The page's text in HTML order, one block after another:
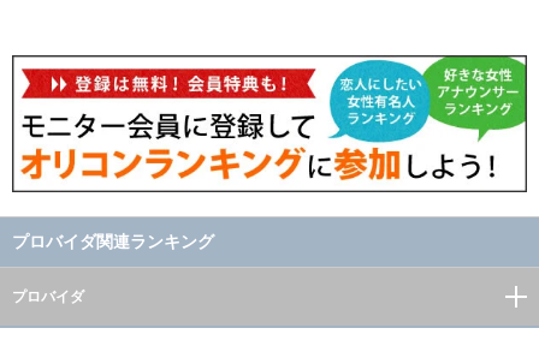
プロバイダ関連ランキング
プロバイダ